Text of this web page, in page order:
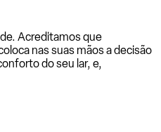
Acreditamos que
nas suas mãos a decisão
do seu lar, e,